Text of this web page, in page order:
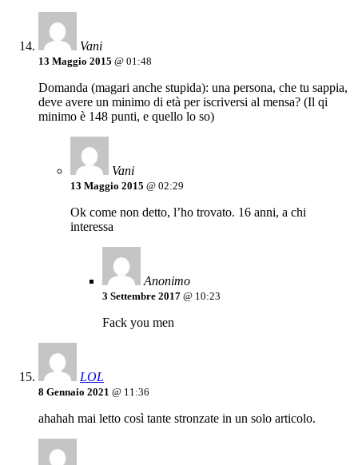
Vani
13 Maggio 2015 @ 01:48
Domanda (magari anche stupida): una persona, che tu sappia,
deve avere un minimo di età per iscriversi al mensa? (Il qi
minimo è 148 punti, e quello lo so)
Vani
13 Maggio 2015 @ 02:29
Ok come non detto, l’ho trovato. 16 anni, a chi
interessa
Anonimo
3 Settembre 2017 @ 10:23
Fack you men
LOL
8 Gennaio 2021 @ 11:36
ahahah mai letto così tante stronzate in un solo articolo.